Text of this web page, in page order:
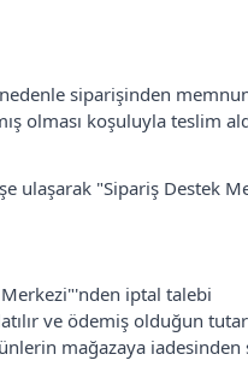
siparişinden
olması koşuluyla teslim
ulaşarak "Sipariş Destek
iptal talebi
ve ödemiş olduğun
mağazaya iadesinden